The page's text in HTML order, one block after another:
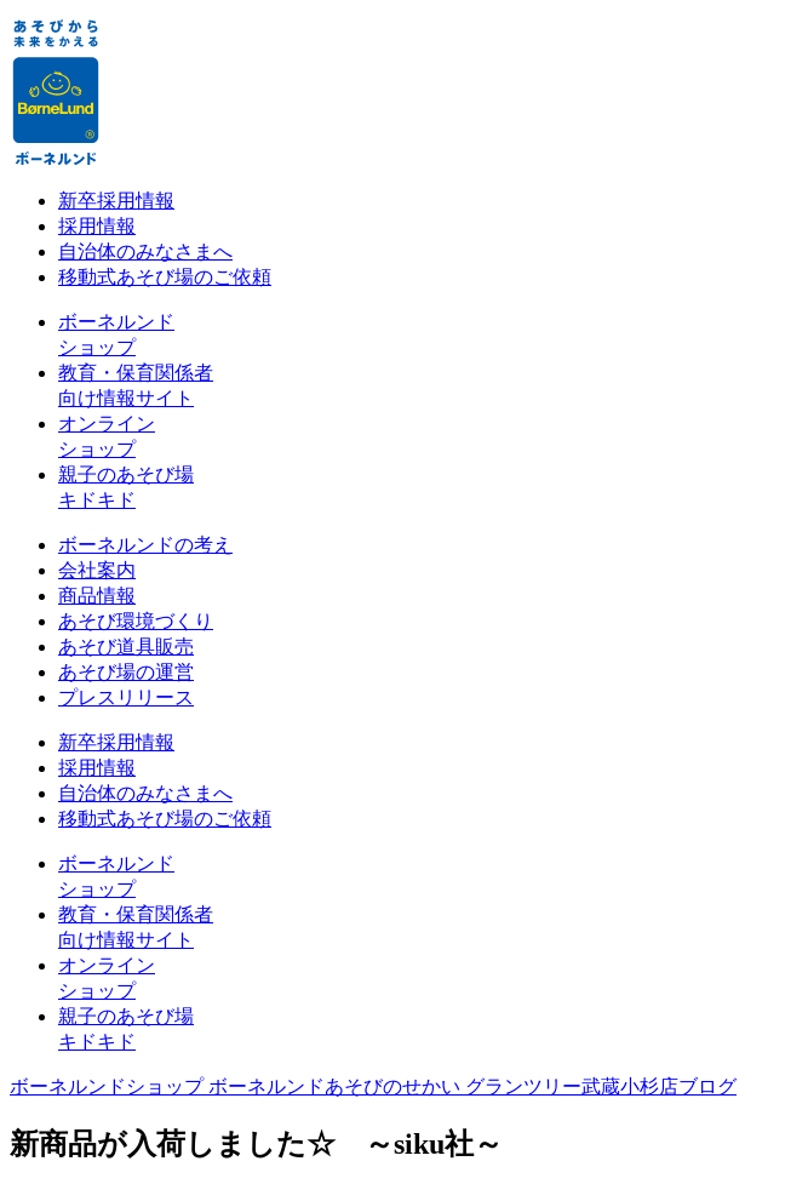
新卒採用情報
採用情報
自治体のみなさまへ
移動式あそび場のご依頼
ボーネルンド
ショップ
教育・保育関係者
向け情報サイト
オンライン
ショップ
親子のあそび場
キドキド
ボーネルンドの考え
会社案内
商品情報
あそび環境づくり
あそび道具販売
あそび場の運営
プレスリリース
新卒採用情報
採用情報
自治体のみなさまへ
移動式あそび場のご依頼
ボーネルンド
ショップ
教育・保育関係者
向け情報サイト
オンライン
ショップ
親子のあそび場
キドキド
ボーネルンドショップ ボーネルンドあそびのせかい グランツリー武蔵小杉店ブログ
新商品が入荷しました☆ ～siku社～